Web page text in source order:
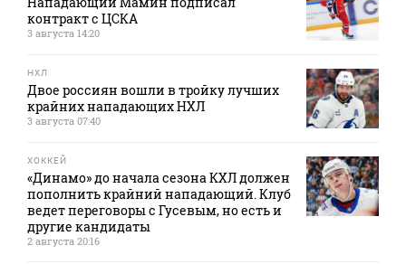
контракт с ЦСКА
3 августа 14:20
НХЛ
Двое россиян вошли в тройку лучших
крайних нападающих НХЛ
3 августа 07:40
ХОККЕЙ
«Динамо» до начала сезона КХЛ должен
пополнить крайний нападающий. Клуб
ведет переговоры с Гусевым, но есть и
другие кандидаты
2 августа 20:16